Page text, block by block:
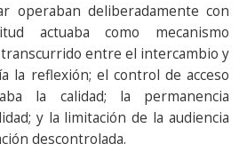
operaban deliberadamente con
actuaba como mecanismo
entre el intercambio y
la reflexión; el control de acceso
la calidad; la permanencia
y la limitación de la audiencia
descontrolada.